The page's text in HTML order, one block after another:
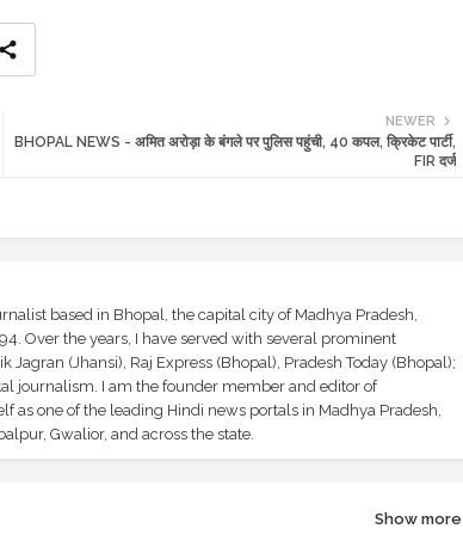
NEWER
BHOPAL NEWS - अमित अरोड़ा के बंगले पर पुलिस पहुंची, 40 कपल, क्रिकेट पार्टी,
FIR दर्ज
based in Bhopal, the capital city of Madhya Pradesh,
Over the years, I have served with several prominent
(Jhansi), Raj Express (Bhopal), Pradesh Today (Bhopal);
journalism. I am the founder member and editor of
as one of the leading Hindi news portals in Madhya Pradesh,
Gwalior, and across the state.
Show more